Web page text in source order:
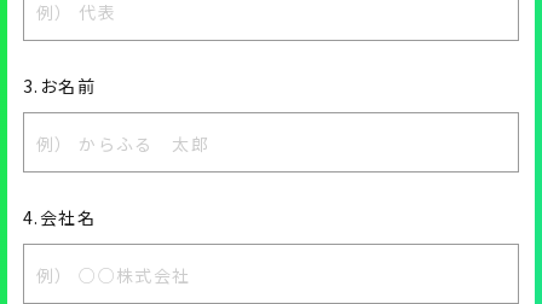
3.お名前
4.会社名